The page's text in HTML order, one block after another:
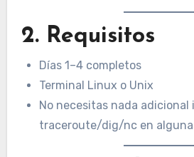
2. Requisitos
Días 1–4 completos
Terminal Linux o Unix
No necesitas nada
traceroute/dig/nc en